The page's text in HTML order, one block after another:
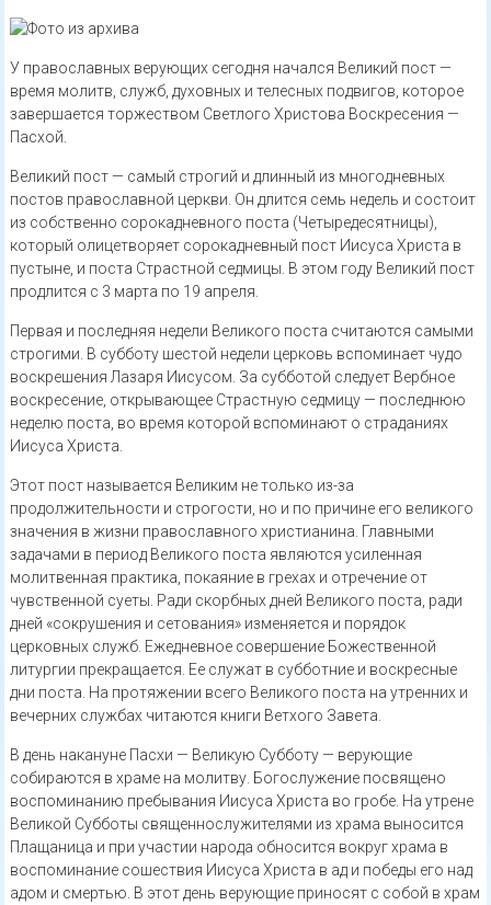
У православных верующих сегодня начался Великий пост —
время молитв, служб, духовных и телесных подвигов, которое
завершается торжеством Светлого Христова Воскресения —
Пасхой.
Великий пост — самый строгий и длинный из многодневных
постов православной церкви. Он длится семь недель и состоит
из собственно сорокадневного поста (Четыредесятницы),
который олицетворяет сорокадневный пост Иисуса Христа в
пустыне, и поста Страстной седмицы. В этом году Великий пост
продлится с 3 марта по 19 апреля.
Первая и последняя недели Великого поста считаются самыми
строгими. В субботу шестой недели церковь вспоминает чудо
воскрешения Лазаря Иисусом. За субботой следует Вербное
воскресение, открывающее Страстную седмицу — последнюю
неделю поста, во время которой вспоминают о страданиях
Иисуса Христа.
Этот пост называется Великим не только из-за
продолжительности и строгости, но и по причине его великого
значения в жизни православного христианина. Главными
задачами в период Великого поста являются усиленная
молитвенная практика, покаяние в грехах и отречение от
чувственной суеты. Ради скорбных дней Великого поста, ради
дней «сокрушения и сетования» изменяется и порядок
церковных служб. Ежедневное совершение Божественной
литургии прекращается. Ее служат в субботние и воскресные
дни поста. На протяжении всего Великого поста на утренних и
вечерних службах читаются книги Ветхого Завета.
В день накануне Пасхи — Великую Субботу — верующие
собираются в храме на молитву. Богослужение посвящено
воспоминанию пребывания Иисуса Христа во гробе. На утрене
Великой Субботы священнослужителями из храма выносится
Плащаница и при участии народа обносится вокруг храма в
воспоминание сошествия Иисуса Христа в ад и победы его над
адом и смертью. В этот день верующие приносят с собой в храм